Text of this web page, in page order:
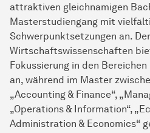
attraktiven gleichnamigen
Masterstudiengang mit
Schwerpunktsetzungen an.
Wirtschaftswissenschaften
Fokussierung in den Bereichen
an, während im Master
„Accounting & Finance“,
„Operations & Information“,
Administration & Economics“